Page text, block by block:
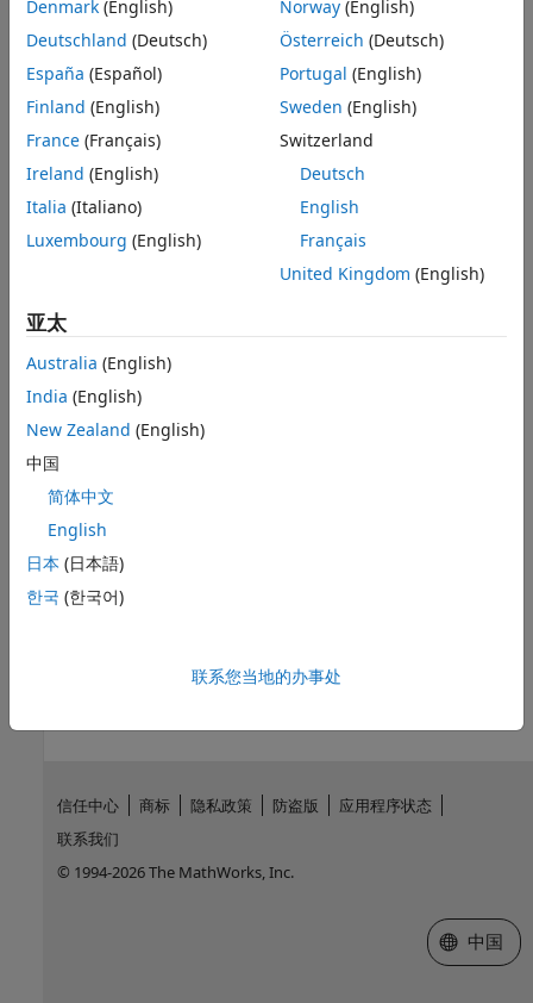
来自 Simscape 记录的仿真结果
另请参阅
主题
Basic Principles of Modeling Physical Networks
Denmark (English)
Deutschland (Deutsch)
España (Español)
Finland (English)
France (Français)
Ireland (English)
Italia (Italiano)
Luxembourg (English)
Norway(English)
Österreich (Deutsch)
Portugal (English)
Sweden (English)
Switzerland
Deutsch
English
Français
United Kingdom (English)
亚太
Australia (English)
India (English)
New Zealand (English)
中国
简体中文
English
日本 (日本語)
한국 (한국어)
联系您当地的办事处
信任中心 商标 隐私政策 防盗版
应用程序状态
联系我们
© 1994-2026 The MathWorks, Inc.
选择网站
中国